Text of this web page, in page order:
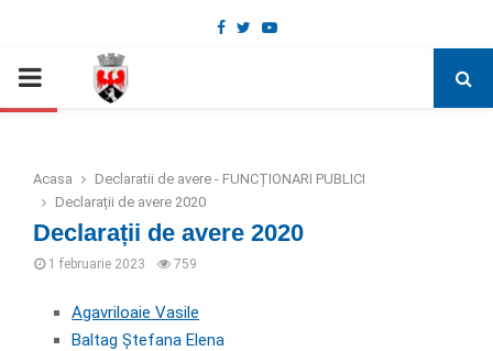
Deschide bara de unelte
Facebook
TwitterYoutube
PRIMARY
Acasa
Declaratii de avere - FUNCȚIONARI PUBLICI
Declarații de avere 2020
Declarații de avere 2020
1 februarie 2023 759
Agavriloaie Vasile
Baltag Ștefana Elena